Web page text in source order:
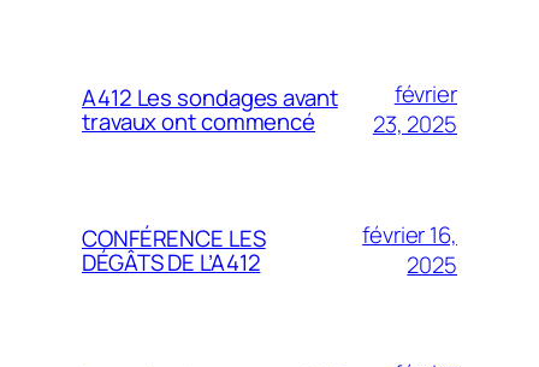
A412 Les sondages avant
travaux ont commencé
février
23, 2025
CONFÉRENCE LES
DÉGÂTS DE L’A412
février 16,
2025